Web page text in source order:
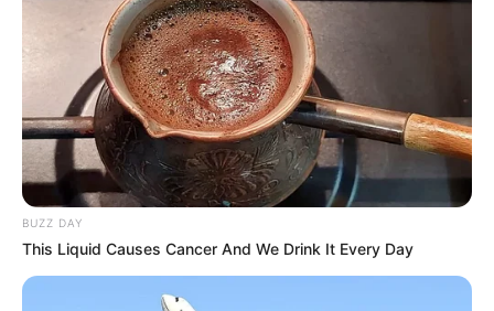
Mimos da Denise
BUZZ DAY
This Liquid Causes Cancer And We Drink It Every Day